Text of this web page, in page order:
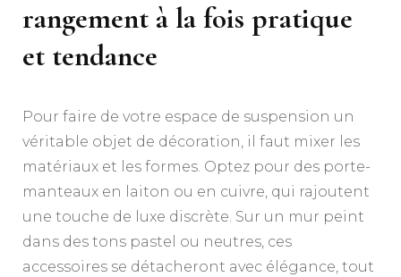
rangement à la fois pratique
et tendance
Pour faire de votre espace de suspension un
véritable objet de décoration, il faut mixer les
matériaux et les formes. Optez pour des porte-
manteaux en laiton ou en cuivre, qui rajoutent
une touche de luxe discrète. Sur un mur peint
dans des tons pastel ou neutres, ces
accessoires se détacheront avec élégance, tout